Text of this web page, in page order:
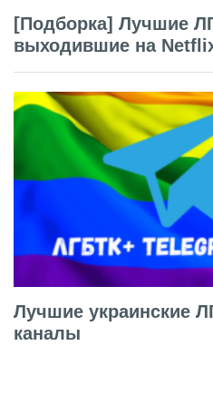
[Подборка] Лучшие
выходившие на
Лучшие украинские
каналы